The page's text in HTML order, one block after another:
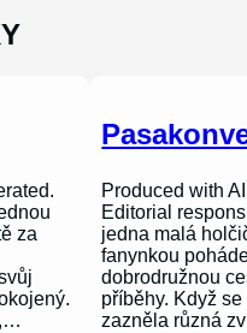
za
Produced with
Editorial
jedna malá
fanynkou
dobrodružnou
příběhy. Když
zazněla různá